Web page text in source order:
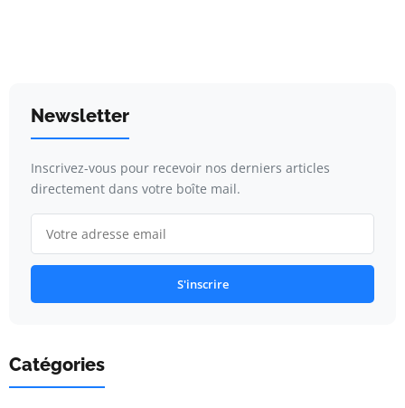
Newsletter
Inscrivez-vous pour recevoir nos derniers articles
directement dans votre boîte mail.
S'inscrire
Catégories